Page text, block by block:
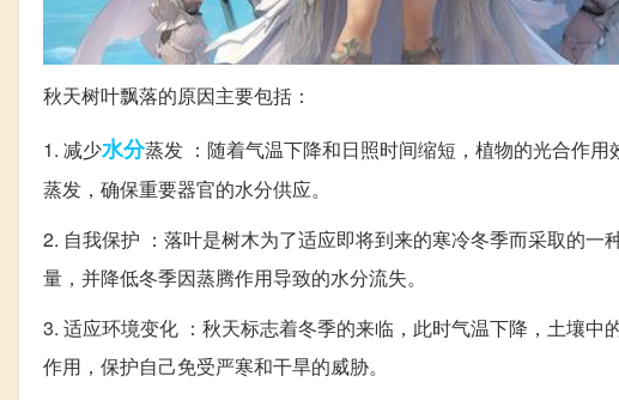
秋天树叶飘落的原因主要包括：
1. 减少水分蒸发 ：随着气温下降和日照时间缩短，植物的光合作用
蒸发，确保重要器官的水分供应。
2. 自我保护 ：落叶是树木为了适应即将到来的寒冷冬季而采取的
量，并降低冬季因蒸腾作用导致的水分流失。
3. 适应环境变化 ：秋天标志着冬季的来临，此时气温下降，土壤
作用，保护自己免受严寒和干旱的威胁。